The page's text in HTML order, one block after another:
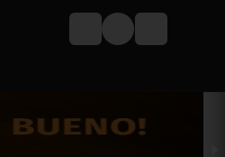
Login